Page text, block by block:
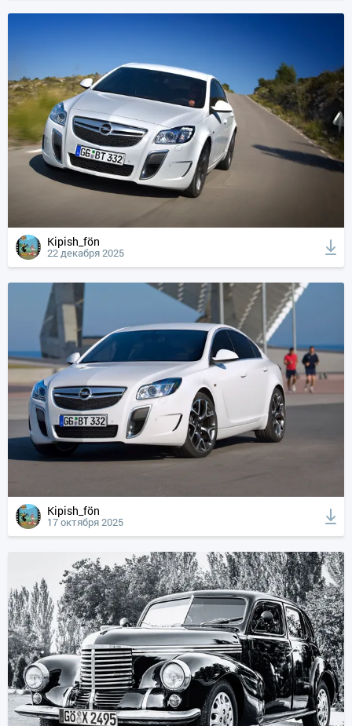
Kipish_fön
22 декабря 2025
Kipish_fön
17 октября 2025